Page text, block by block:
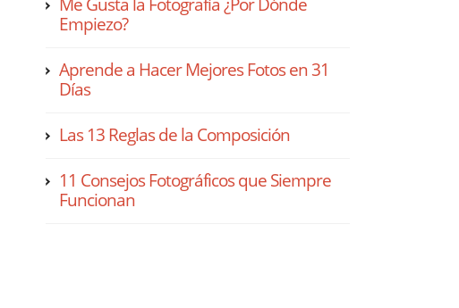
Empiezo?
Aprende a Hacer Mejores Fotos en 31
Días
Las 13 Reglas de la Composición
11 Consejos Fotográficos que Siempre
Funcionan